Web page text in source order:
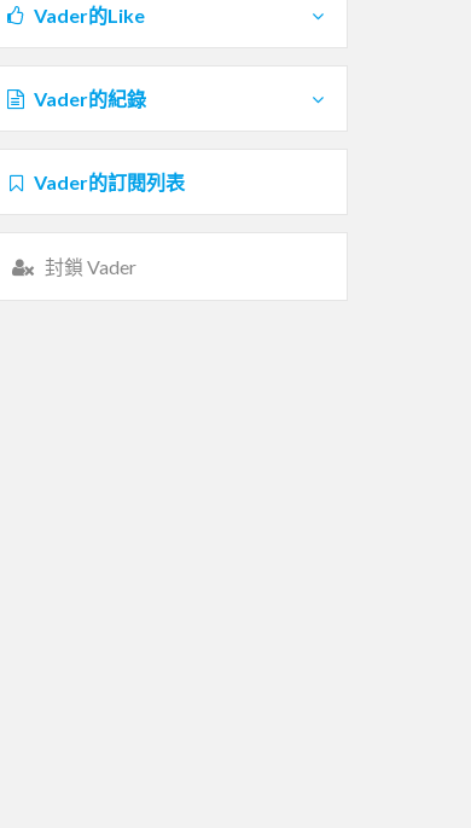
Vader的Like
Vader的紀錄
Vader的訂閱列表
封鎖 Vader